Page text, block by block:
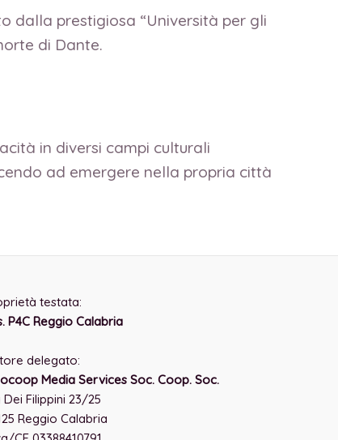
dalla prestigiosa “Università per gli
di Dante.
in diversi campi culturali
ad emergere nella propria città
testata:
P4C Reggio Calabria
delegato:
Media Services Soc. Coop. Soc.
Dei Filippini 23/25
Reggio Calabria